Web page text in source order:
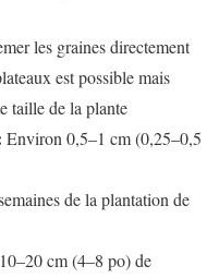
les graines directement
est possible mais
taille de la plante
Environ 0,5–1 cm (0,25–0,5
de la plantation de
10–20 cm (4–8 po) de